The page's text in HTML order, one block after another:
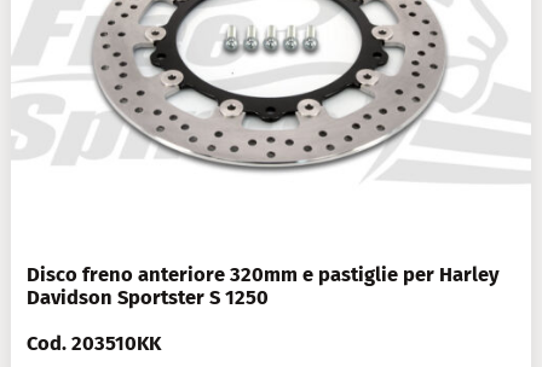
Disco freno anteriore 320mm e pastiglie per Harley
Davidson Sportster S 1250
Cod. 203510KK